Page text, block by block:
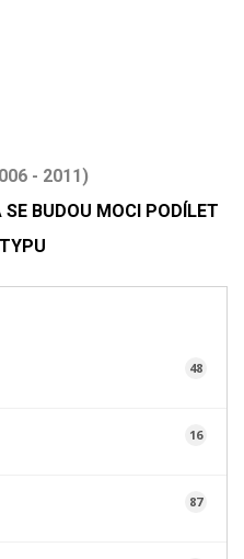
- 2011)
BUDOU MOCI PODÍLET
48
16
87